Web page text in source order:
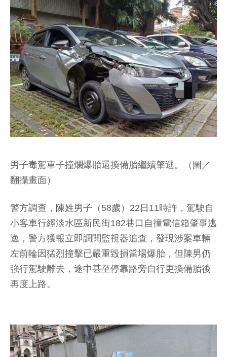
男子毒駕車子撞爛爆胎還換備胎繼續肇逃。（圖／
翻攝畫面）
警方調查，陳姓男子（58歲）22日11時許，駕駛自
小客車行經淡水區新民街182巷口自撞電信箱肇事逃
逸，警方獲報立即調閱監視器追查，發現涉案車輛
左前輪因猛烈撞擊已嚴重毀損當場爆胎，但陳男仍
強行駕駛離去，途中甚至停靠路旁自行更換備胎後
再度上路。